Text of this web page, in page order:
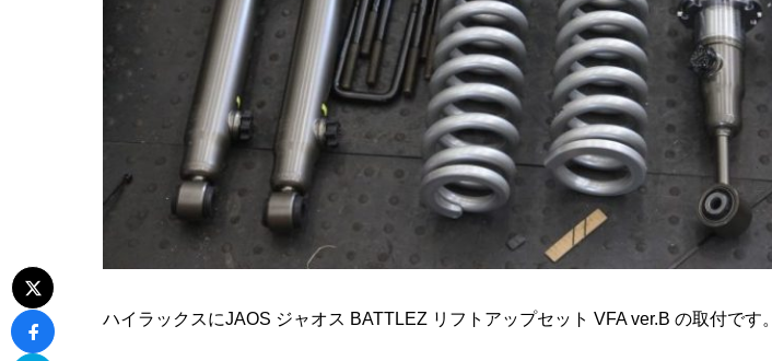
ハイラックスにJAOS ジャオス BATTLEZ リフトアップセット VFA ver.B の取付です。